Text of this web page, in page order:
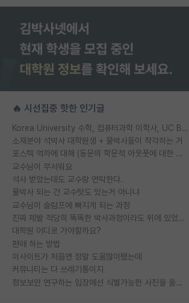
🔥 시선집중 핫한 인기글
Korea University 수학, 컴퓨터과학 이학사, UC Berkeley 산업공학 대학원 공학박사가 되는 것은 쉽지 않겠죠?
소재분야 석박사 대학원생 + 물박사들이 착각하는 거
포스텍 억까에 대해 (동문의 학문적 아웃풋에 대한 반박)
교수님이 무서워요
석사 받았는데도 교수랑 연락한다.
물박사 되는 건 교수탓도 있는거 아니냐
교수님이 슬럼프에 빠지게 되는 과정
진짜 제발 적당히 똑똑한 박사과정이라도 위에 있었으면..
대학원 어디로 가야할까요?
편애 하는 방법
이사이트가 처음엔 정말 도움많이됐는데
커뮤니티는 다 쓰레기통이지
정보보안 연구하는 입장에선 식별가능한 사진을 올리는건 비추이긴함